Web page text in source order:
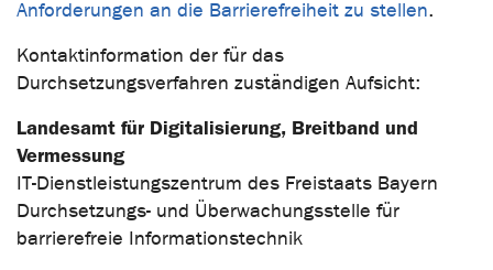
Anforderungen an die Barrierefreiheit zu stellen.
Kontaktinformation der für das
Durchsetzungsverfahren zuständigen Aufsicht:
Landesamt für Digitalisierung, Breitband und
Vermessung
IT-Dienstleistungszentrum des Freistaats Bayern
Durchsetzungs- und Überwachungsstelle für
barrierefreie Informationstechnik